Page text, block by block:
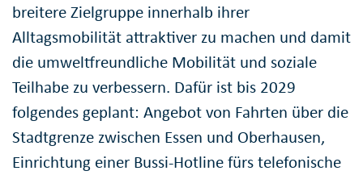
breitere Zielgruppe innerhalb ihrer
Alltagsmobilität attraktiver zu machen und damit
die umweltfreundliche Mobilität und soziale
Teilhabe zu verbessern. Dafür ist bis 2029
folgendes geplant: Angebot von Fahrten über die
Stadtgrenze zwischen Essen und Oberhausen,
Einrichtung einer Bussi-Hotline fürs telefonische